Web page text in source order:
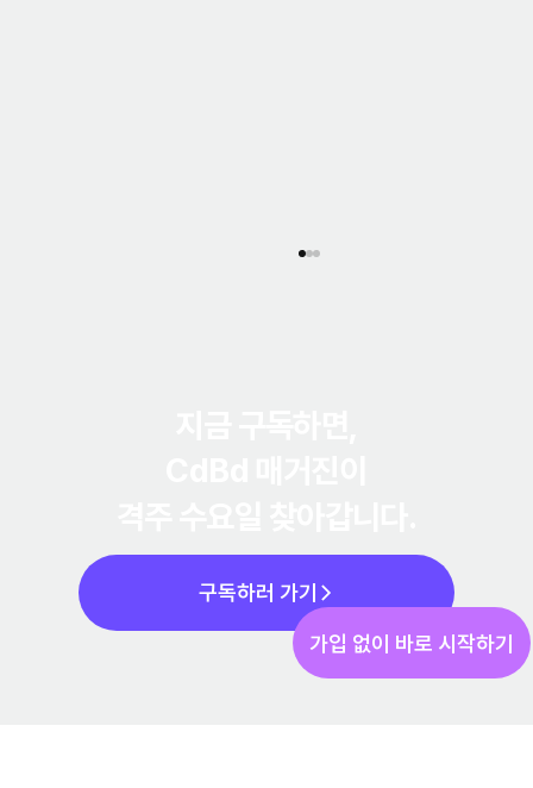
와 4가지 통증 해결법 (2026)
구독하러 가기
가입 없이 바로 시작하기